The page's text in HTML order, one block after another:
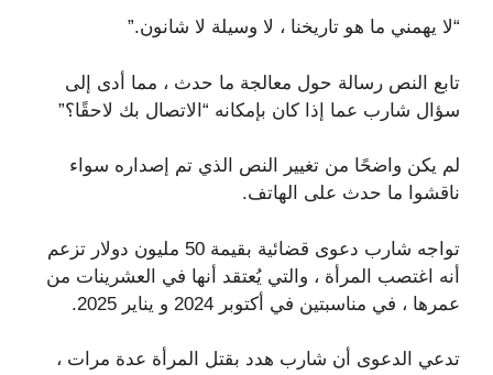
“لا يهمني ما هو تاريخنا ، لا وسيلة لا شانون.”
تابع النص رسالة حول معالجة ما حدث ، مما أدى إلى
سؤال شارب عما إذا كان بإمكانه “الاتصال بك لاحقًا؟”
لم يكن واضحًا من تغيير النص الذي تم إصداره سواء
ناقشوا ما حدث على الهاتف.
تواجه شارب دعوى قضائية بقيمة 50 مليون دولار تزعم
أنه اغتصب المرأة ، والتي يُعتقد أنها في العشرينات من
عمرها ، في مناسبتين في أكتوبر 2024 و يناير 2025.
تدعي الدعوى أن شارب هدد بقتل المرأة عدة مرات ،